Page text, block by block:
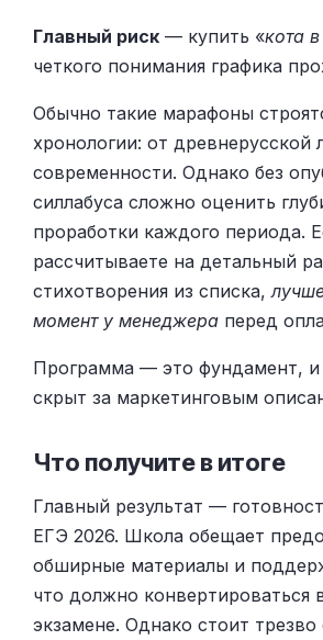
Главный риск — купить «кота
четкого понимания графика
Обычно такие марафоны
хронологии: от древнерусской
современности. Однако без
силлабуса сложно оценить
проработки каждого периода.
рассчитываете на детальный
стихотворения из списка,
момент у менеджера перед
Программа — это фундамент, и
скрыт за маркетинговым
Что получите в итоге
Главный результат —
ЕГЭ 2026. Школа обещает
обширные материалы и
что должно конвертироваться
экзамене. Однако стоит трезво